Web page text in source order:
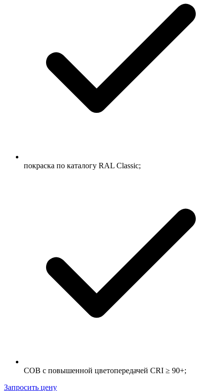
покраска по каталогу RAL Classic;
COB с повышенной цветопередачей CRI ≥ 90+;
Запросить цену